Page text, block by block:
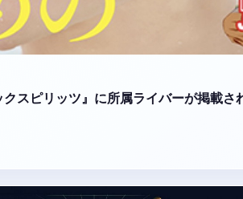
クスピリッツ』に所属ライバーが掲載さ